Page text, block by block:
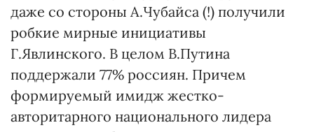
даже со стороны А.Чубайса (!) получили
робкие мирные инициативы
Г.Явлинского. В целом В.Путина
поддержали 77% россиян. Причем
формируемый имидж жестко-
авторитарного национального лидера